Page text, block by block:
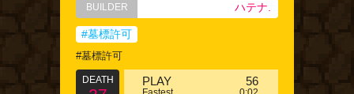
BUILDER ハテナ.
#墓標許可
#墓標許可
DEATH PLAY 56